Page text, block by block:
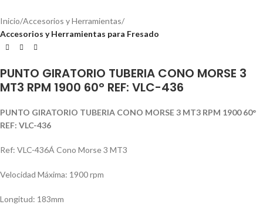
Inicio Accesorios y Herramientas
Accesorios y Herramientas para Fresado
PUNTO GIRATORIO TUBERIA CONO MORSE 3
MT3 RPM 1900 60° REF: VLC-436
PUNTO GIRATORIO TUBERIA CONO MORSE 3 MT3 RPM 1900 60°
REF: VLC-436
Ref: VLC-436Á Cono Morse 3 MT3
Velocidad Máxima: 1900 rpm
Longitud: 183mm